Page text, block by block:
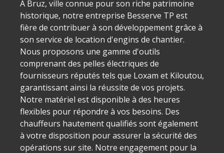
A Bruz, ville connue pour son riche patrimoine
historique, notre entreprise Besserve TP est
fière de contribuer à son développement grâce à
son service de location d'engins de chantier.
Nous proposons une gamme d'outils
comprenant des pelles électriques de
fournisseurs réputés tels que Loxam et Kiloutou,
garantissant ainsi la réussite de vos projets.
Notre matériel est disponible à des heures
flexibles pour répondre à vos besoins. Des
chauffeurs hautement qualifiés sont également
à votre disposition pour assurer la sécurité des
opérations sur site. Notre engagement pour la